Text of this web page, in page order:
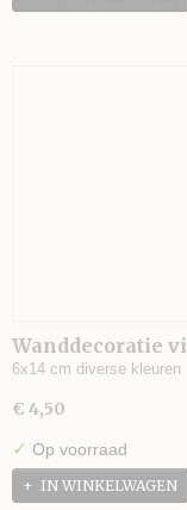
Wanddecoratie
6x14 cm diverse kleuren
€ 4,50
✓ Op voorraad
IN WINKELWAGEN